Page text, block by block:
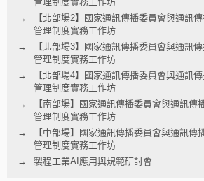
【北部場2】國家通訊傳播委員會與通訊
管理制度實務工作坊
【北部場3】國家通訊傳播委員會與通訊
管理制度實務工作坊
【北部場4】國家通訊傳播委員會與通訊
管理制度實務工作坊
【南部場】國家通訊傳播委員會與通訊傳
管理制度實務工作坊
【中部場】國家通訊傳播委員會與通訊傳
管理制度實務工作坊
製程工業AI應用與規範研討會